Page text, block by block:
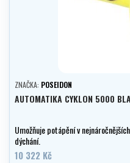
ZNAČKA: POSEIDON
AUTOMATIKA CYKLON 5000
Umožňuje potápění v
dýchání.
10 322 Kč